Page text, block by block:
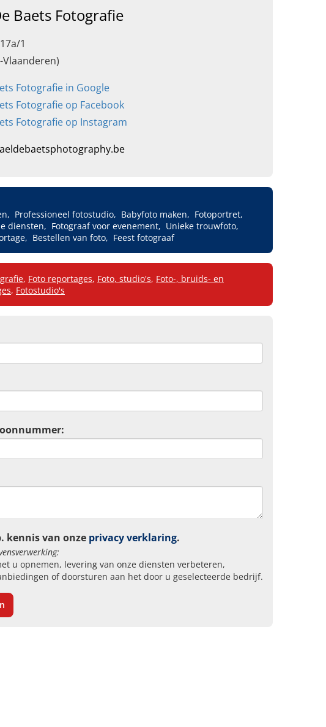
Baets Fotografie
1
Fotografie in Google
Fotografie op Facebook
Fotografie op Instagram
Professioneel fotostudio Babyfoto maken
Fotoportret
diensten
Fotograaf voor evenement
Unieke trouwfoto
Bestellen van foto Feest fotograaf
, Foto reportages, Foto, studio's, Foto-, bruids- en
, Fotostudio's
kennis van onze privacy verklaring.
u opnemen, levering van onze diensten verbeteren,
of doorsturen aan het door u geselecteerde bedrijf.